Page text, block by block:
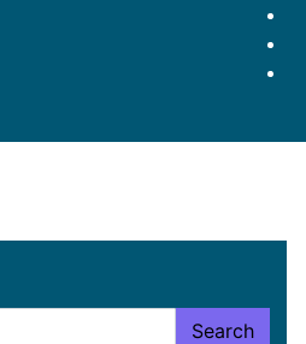
Search